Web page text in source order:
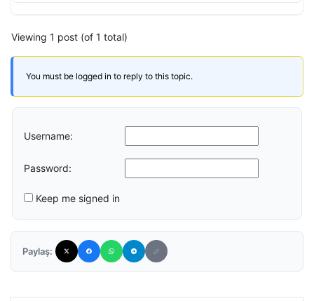
Viewing 1 post (of 1 total)
You must be logged in to reply to this topic.
Username:
Password:
Keep me signed in
Paylaş: